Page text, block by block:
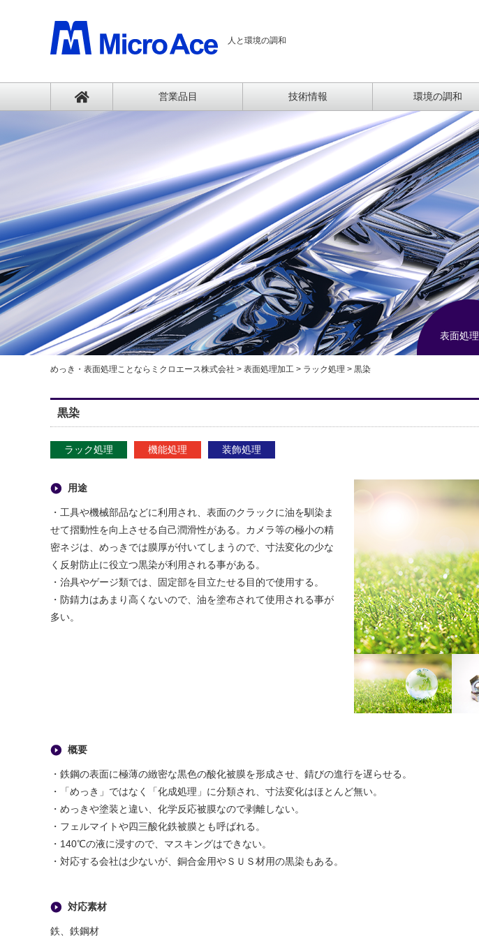
人と環境の調和
営業品⽬ 技術情報 環境の調和
表面処
めっき・表面処理ことならミクロエース株式会社 > 表面処理加工 > ラック処理 > 黒染
黒染
ラック処理 機能処理 装飾処理
用途
・工具や機械部品などに利用され、表面のクラックに油を馴染ま
せて摺動性を向上させる自己潤滑性がある。カメラ等の極小の精
密ネジは、めっきでは膜厚が付いてしまうので、寸法変化の少な
く反射防止に役立つ黒染が利用される事がある。
・治具やゲージ類では、固定部を目立たせる目的で使用する。
・防錆力はあまり高くないので、油を塗布されて使用される事が
多い。
概要
・鉄鋼の表面に極薄の緻密な黒色の酸化被膜を形成させ、錆びの進行を遅らせる。
・「めっき」ではなく「化成処理」に分類され、寸法変化はほとんど無い。
・めっきや塗装と違い、化学反応被膜なので剥離しない。
・フェルマイトや四三酸化鉄被膜とも呼ばれる。
・140℃の液に浸すので、マスキングはできない。
・対応する会社は少ないが、銅合金用やＳＵＳ材用の黒染もある。
対応素材
鉄、鉄鋼材